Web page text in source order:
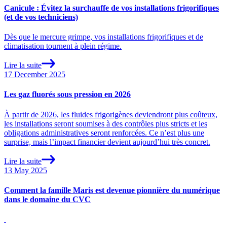
Canicule : Évitez la surchauffe de vos installations frigorifiques
(et de vos techniciens)
Dès que le mercure grimpe, vos installations frigorifiques et de
climatisation tournent à plein régime.
Lire la suite
17 December 2025
Les gaz fluorés sous pression en 2026
À partir de 2026, les fluides frigorigènes deviendront plus coûteux,
les installations seront soumises à des contrôles plus stricts et les
obligations administratives seront renforcées. Ce n’est plus une
surprise, mais l’impact financier devient aujourd’hui très concret.
Lire la suite
13 May 2025
Comment la famille Maris est devenue pionnière du numérique
dans le domaine du CVC